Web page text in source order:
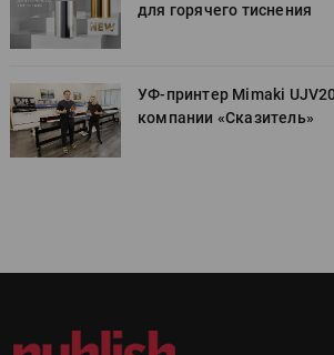
для горячего тиснения
УФ-принтер Mimaki
компании «Сказитель»